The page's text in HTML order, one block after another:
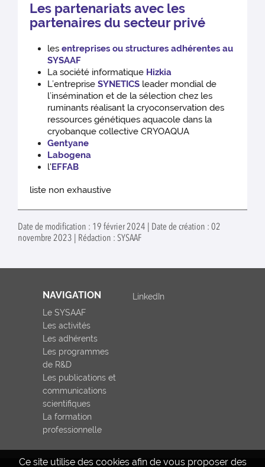
Les partenariats avec les
partenaires du secteur privé
lesentreprises ou structures adhérentes au
SYSAAF
La société informatique Hizkia
L’entrepriseSYNETICS leader mondial de
l’insémination et de la sélection chez les
ruminants réalisant la cryoconservation des
ressources génétiques aquacole dans la
cryobanque collective CRYOAQUA
Gentyane
Labogena
l'EFFAB
liste non exhaustive
Date de modification : 19 février 2024 | Date de création : 02
novembre 2023 | Rédaction : SYSAAF
Ce site utilise des cookies afin de vous proposer des
NAVIGATION
Le SYSAAF
Les activités
Les adhérents
Les programmes
de R&D
Les publications et
communications
scientifiques
La formation
professionnelle
LinkedIn